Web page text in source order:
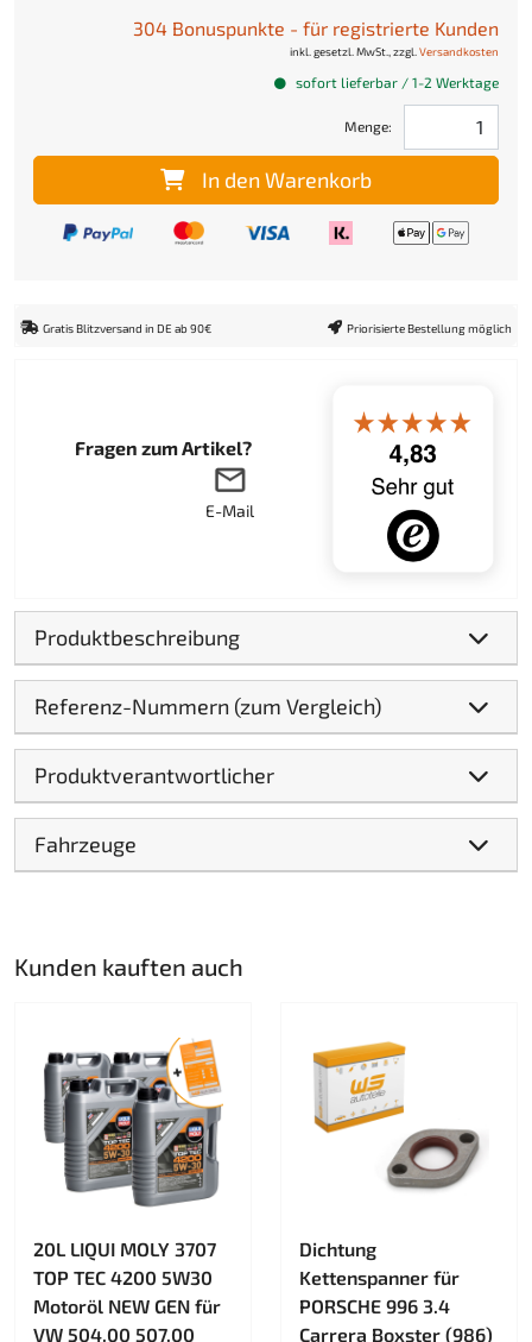
304 Bonuspunkte - für registrierte Kunden
inkl. gesetzl. MwSt., zzgl. Versandkosten
sofort lieferbar / 1-2 Werktage
Menge:
In den Warenkorb
Gratis Blitzversand in DE ab 90€ Priorisierte Bestellung möglich
Fragen zum Artikel?
E-Mail
Produktbeschreibung
Referenz-Nummern (zum Vergleich)
Produktverantwortlicher
Fahrzeuge
Kunden kauften auch
20L LIQUI MOLY 3707
TOP TEC 4200 5W30
Motoröl NEW GEN für
VW 504.00 507.00
Dichtung
Kettenspanner für
PORSCHE 996 3.4
Carrera Boxster (986)